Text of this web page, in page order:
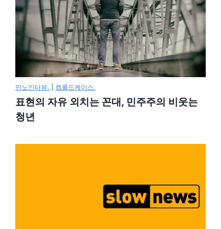
민노인터뷰. 캡콜드케이스.
표현의 자유 외치는 꼰대, 민주주의 비웃는
청년